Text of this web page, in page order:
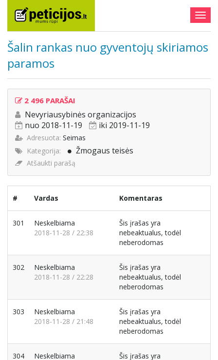
Šalin rankas nuo gyventojų skiriamos
paramos
2 496 PARAŠAI
Nevyriausybinės organizacijos
nuo 2018-11-19
iki 2019-11-19
Adresuota: Seimas
Kategorija:
Žmogaus teisės
Atšaukti parašą
# Vardas Komentaras
301
Neskelbiama
2018-11-28 / 22:38
Šis įrašas yra
nebeaktualus, todėl
neberodomas
302
Neskelbiama
2018-11-28 / 22:28
Šis įrašas yra
nebeaktualus, todėl
neberodomas
303
Neskelbiama
2018-11-28 / 21:48
Šis įrašas yra
nebeaktualus, todėl
neberodomas
304
Neskelbiama
Šis įrašas yra